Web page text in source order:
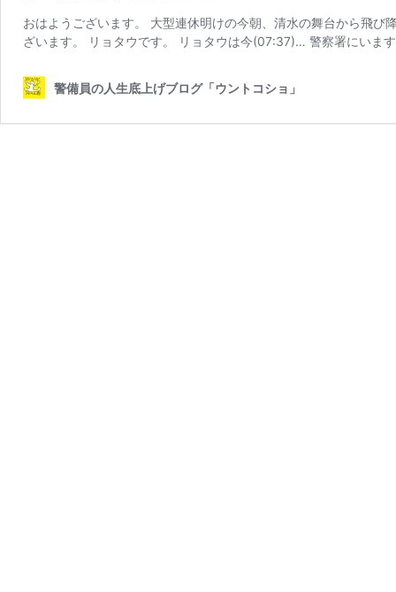
おはようございます。 大型連休明けの今朝、清水の舞台から飛
ざいます。 リョタウです。 リョタウは今(07:37)… 警察署にいま
警備員の人生底上げブログ「ウントコショ」